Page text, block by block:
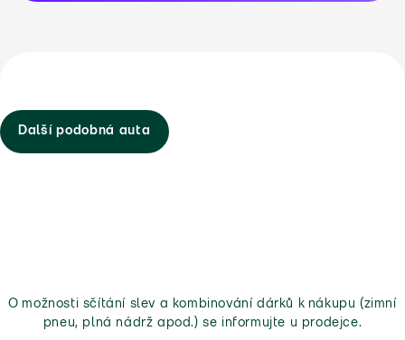
Další podobná auta
O možnosti sčítání slev a kombinování dárků k nákupu (zimní
pneu, plná nádrž apod.) se informujte u prodejce.